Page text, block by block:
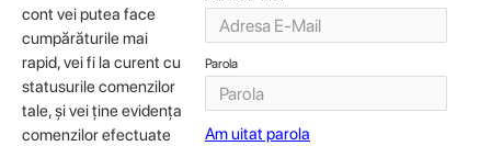
cont vei putea face
cumpărăturile mai
rapid, vei fi la curent cu
statusurile comenzilor
tale, şi vei ţine evidenţa
comenzilor efectuate
Parola
Am uitat parola